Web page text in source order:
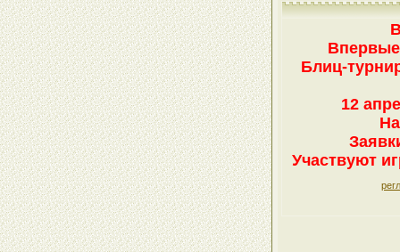
Блиц-
12
Участвуют